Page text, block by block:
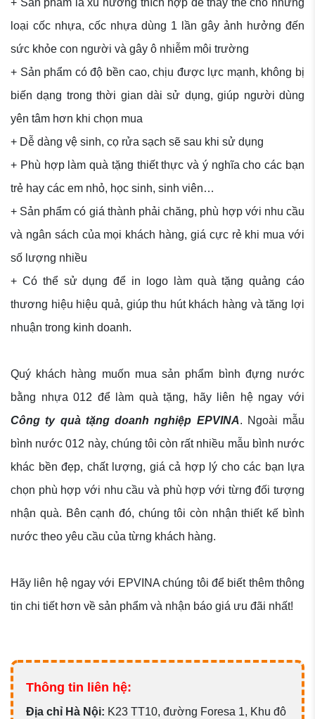
+ Sản phẩm là xu hướng thích hợp để thay thế cho những
loại cốc nhựa, cốc nhựa dùng 1 lần gây ảnh hưởng đến
sức khỏe con người và gây ô nhiễm môi trường
+ Sản phẩm có độ bền cao, chịu được lực mạnh, không bị
biến dạng trong thời gian dài sử dụng, giúp người dùng
yên tâm hơn khi chọn mua
+ Dễ dàng vệ sinh, cọ rửa sạch sẽ sau khi sử dụng
+ Phù hợp làm quà tặng thiết thực và ý nghĩa cho các bạn
trẻ hay các em nhỏ, học sinh, sinh viên…
+ Sản phẩm có giá thành phải chăng, phù hợp với nhu cầu
và ngân sách của mọi khách hàng, giá cực rẻ khi mua với
số lượng nhiều
+ Có thể sử dụng để in logo làm quà tặng quảng cáo
thương hiệu hiệu quả, giúp thu hút khách hàng và tăng lợi
nhuận trong kinh doanh.
Quý khách hàng muốn mua sản phẩm bình đựng nước
bằng nhựa 012 để làm quà tặng, hãy liên hệ ngay với
Công ty quà tặng doanh nghiệp EPVINA. Ngoài mẫu
bình nước 012 này, chúng tôi còn rất nhiều mẫu bình nước
khác bền đẹp, chất lượng, giá cả hợp lý cho các bạn lựa
chọn phù hợp với nhu cầu và phù hợp với từng đối tượng
nhận quà. Bên cạnh đó, chúng tôi còn nhận thiết kế bình
nước theo yêu cầu của từng khách hàng.
Hãy liên hệ ngay với EPVINA chúng tôi để biết thêm thông
tin chi tiết hơn về sản phẩm và nhận báo giá ưu đãi nhất!
Thông tin liên hệ:
Địa chỉ Hà Nội: K23 TT10, đường Foresa 1, Khu đô